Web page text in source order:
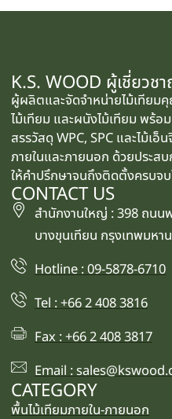
K.S. WOOD ผู้เชี่ยวช
ผู้ผลิตและจัดจำหน่ายไม้เทียม
ไม้เทียม และผนังไม้เทียม พร้
สรรวัสดุ WPC, SPC และไม้เอ็
ภายในและภายนอก ด้วยประ
ให้คำปรึกษาจนถึงติดตั้งครบจบ
CONTACT US
สำนักงานใหญ่ : 398 ถนน
บางขุนเทียน กรุงเทพมหา
Hotline : 09-5878-6710
Tel : +66 2 408 3816
Fax : +66 2 408 3817
Email :
CATEGORY
พื้นไม้เทียมภายใน-ภายนอก